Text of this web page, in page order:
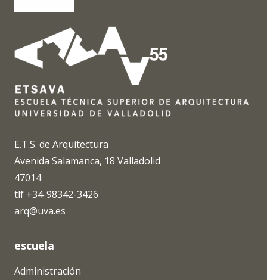
E.T.S. de Arquitectura
Avenida Salamanca, 18 Valladolid
47014
tlf +34-98342-3426
arq@uva.es
escuela
Administración